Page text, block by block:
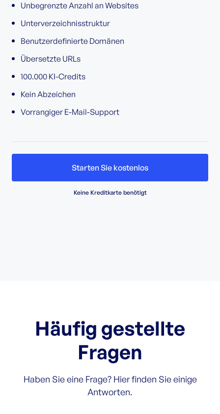
Unbegrenzte Anzahl an Websites
Unterverzeichnisstruktur
Benutzerdefinierte Domänen
Übersetzte URLs
100.000 KI-Credits
Kein Abzeichen
Vorrangiger E-Mail-Support
Starten Sie kostenlos
Keine Kreditkarte benötigt
Häufig gestellte
Fragen
Haben Sie eine Frage? Hier finden Sie einige
Antworten.